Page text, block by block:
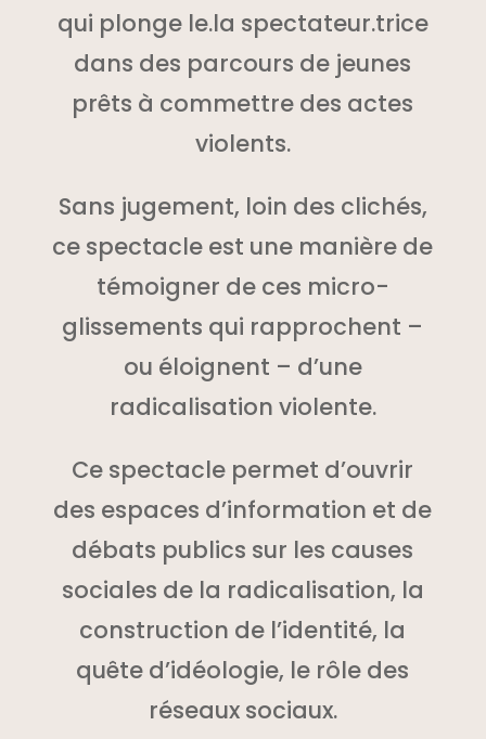
qui plonge le.la spectateur.trice
dans des parcours de jeunes
prêts à commettre des actes
violents.
Sans jugement, loin des clichés,
ce spectacle est une manière de
témoigner de ces micro-
glissements qui rapprochent –
ou éloignent – d’une
radicalisation violente.
Ce spectacle permet d’ouvrir
des espaces d’information et de
débats publics sur les causes
sociales de la radicalisation, la
construction de l’identité, la
quête d’idéologie, le rôle des
réseaux sociaux.